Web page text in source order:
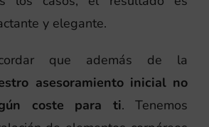
y elegante.
que además de la
asesoramiento inicial no
coste para ti. Tenemos